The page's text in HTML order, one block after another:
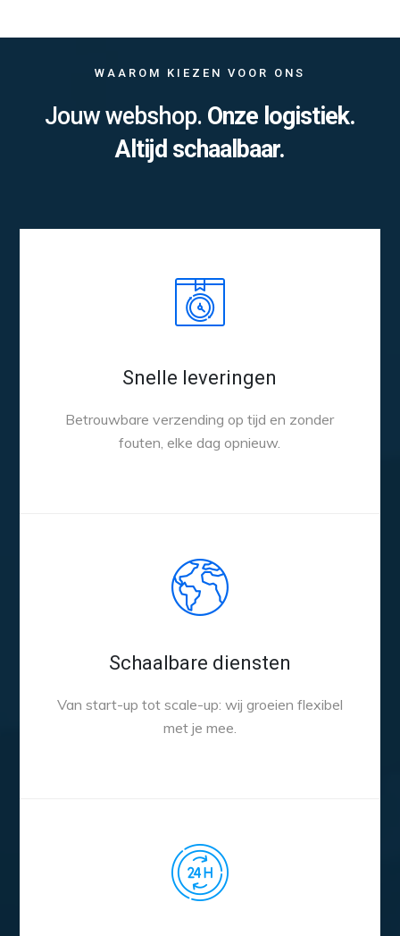
WAAROM KIEZEN VOOR ONS
Jouw webshop. Onze logistiek.
Altijd schaalbaar.
Snelle leveringen
Betrouwbare verzending op tijd en zonder
fouten, elke dag opnieuw.
Schaalbare diensten
Van start-up tot scale-up: wij groeien flexibel
met je mee.